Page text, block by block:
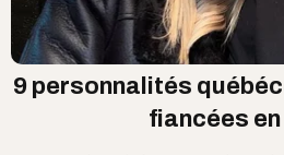
9 personnalités
fiancées en